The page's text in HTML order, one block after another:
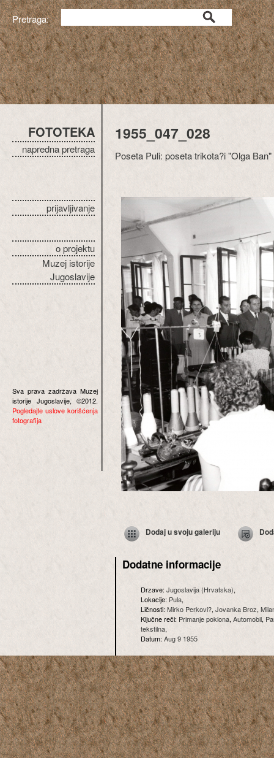
Pretraga:
FOTOTEKA
napredna pretraga
prijavljivanje
o projektu
Muzej istorije
Jugoslavije
Sva prava zadržava Muzej
istorije Jugoslavije, ©2012.
Pogledajte uslove korišćenja
fotografija
1955_047_028
Poseta Puli: poseta trikota?i "Olga Ban"
Dodaj u svoju galeriju
Dodatne informacije
Drzave:Jugoslavija (Hrvatska),
Lokacije: Pula,
Ličnosti:Mirko Perkovi?, Jovanka Broz,
Ključne reči: Primanje poklona, Automobil,
tekstilna,
Datum: Aug 9 1955